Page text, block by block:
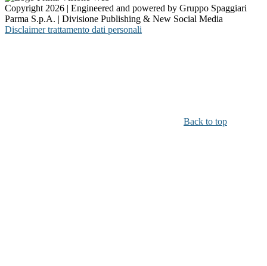
Copyright 2026 | Engineered and powered by Gruppo Spaggiari
Parma S.p.A. | Divisione Publishing & New Social Media
Disclaimer trattamento dati personali
Back to top